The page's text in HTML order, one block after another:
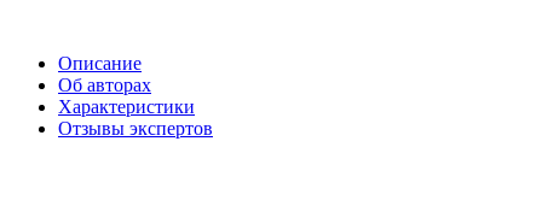
Описание
Об авторах
Характеристики
Отзывы экспертов